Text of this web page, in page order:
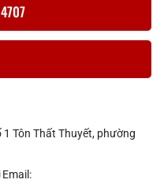
1 Tôn Thất Thuyết, phường
Email: